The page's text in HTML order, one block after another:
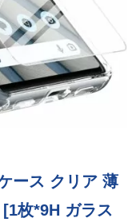
ース クリア 薄
枚*9H ガラス